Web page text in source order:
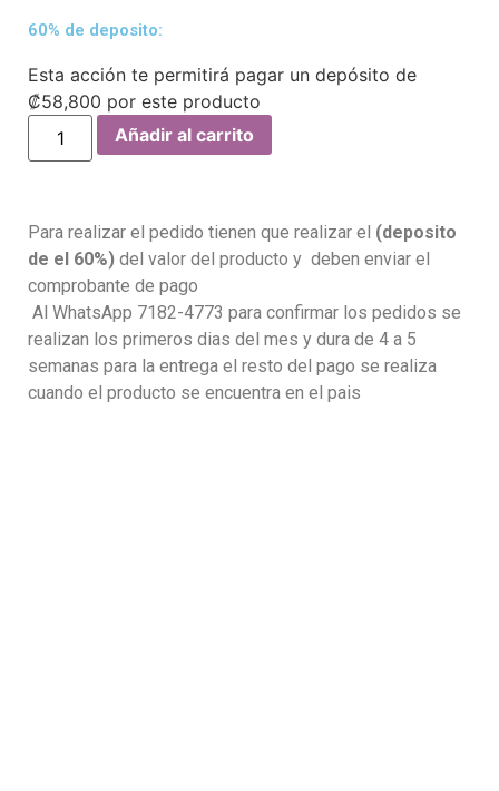
60% de deposito:
Esta acción te permitirá pagar un depósito de
₡58,800 por este producto
Añadir al carrito
Para realizar el pedido tienen que realizar el (deposito
de el 60%) del valor del producto y deben enviar el
comprobante de pago
Al WhatsApp 7182-4773 para confirmar los pedidos se
realizan los primeros dias del mes y dura de 4 a 5
semanas para la entrega el resto del pago se realiza
cuando el producto se encuentra en el pais